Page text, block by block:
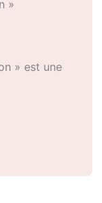
»
» est une